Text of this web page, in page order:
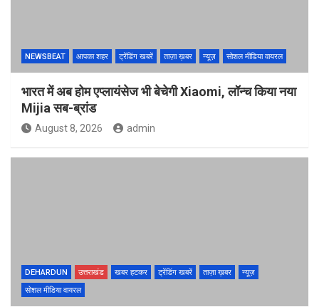
NEWSBEAT आपका शहर ट्रेंडिंग खबरें ताज़ा ख़बर न्यूज़ सोशल मीडिया वायरल
भारत में अब होम एप्लायंसेज भी बेचेगी Xiaomi, लॉन्च किया नया
Mijia सब-ब्रांड
August 8, 2026 admin
DEHARDUN उत्तराखंड खबर हटकर ट्रेंडिंग खबरें ताज़ा ख़बर
न्यूज़
सोशल मीडिया वायरल